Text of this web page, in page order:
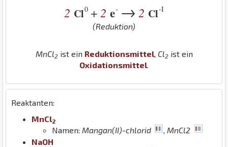
2 Cl0 + 2 e- → 2 Cl-I
(Reduktion)
MnCl2ist ein Reduktionsmittel Cl2ist ein
Oxidationsmittel
Reaktanten:
MnCl2
Namen: Mangan(II)-chlorid
MnCl2
NaOH